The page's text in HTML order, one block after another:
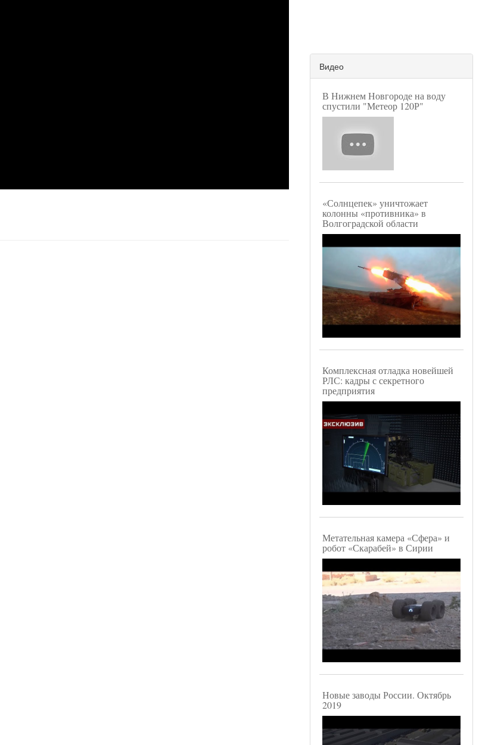
Видео
В Нижнем Новгороде на воду
спустили "Метеор 120Р"
«Солнцепек» уничтожает
колонны «противника» в
Волгоградской области
Комплексная отладка новейшей
РЛС: кадры с секретного
предприятия
Метательная камера «Сфера» и
робот «Скарабей» в Сирии
Новые заводы России. Октябрь
2019